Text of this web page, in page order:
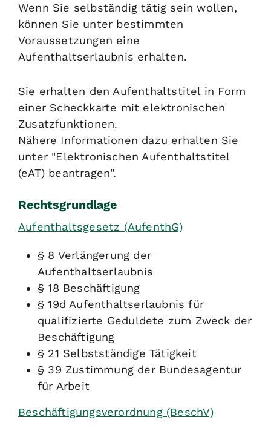
Wenn Sie selbständig tätig sein wollen,
können Sie unter bestimmten
Voraussetzungen eine
Aufenthaltserlaubnis erhalten.
Sie erhalten den Aufenthaltstitel in Form
einer Scheckkarte mit elektronischen
Zusatzfunktionen.
Nähere Informationen dazu erhalten Sie
unter "Elektronischen Aufenthaltstitel
(eAT) beantragen".
Rechtsgrundlage
Aufenthaltsgesetz (AufenthG)
§ 8 Verlängerung der
Aufenthaltserlaubnis
§ 18 Beschäftigung
§ 19d Aufenthaltserlaubnis für
qualifizierte Geduldete zum Zweck der
Beschäftigung
§ 21 Selbstständige Tätigkeit
§ 39 Zustimmung der Bundesagentur
für Arbeit
Beschäftigungsverordnung (BeschV)